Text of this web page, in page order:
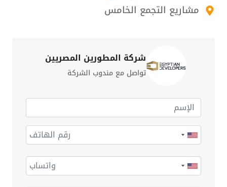
مشاريع التجمع الخامس
شركة المطورين المصريين
تواصل مع مندوب الشركة